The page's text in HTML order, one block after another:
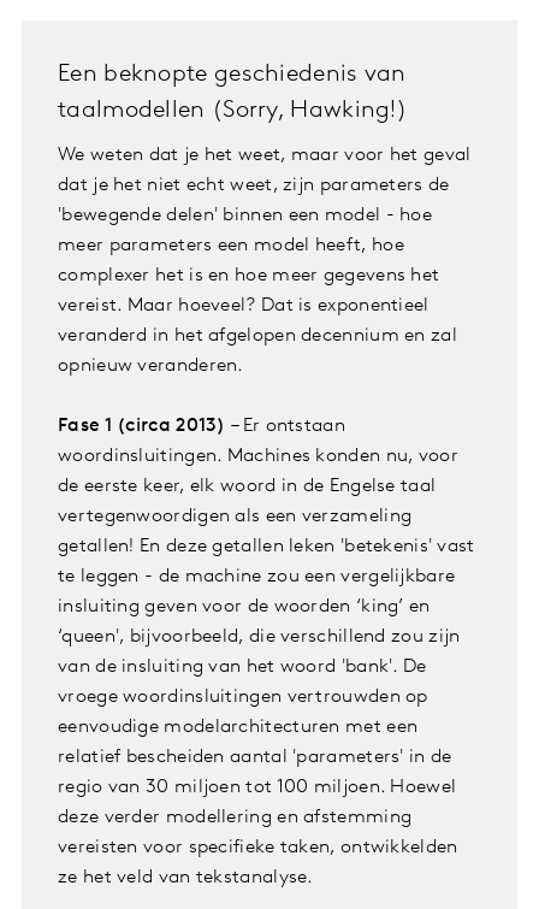
Een beknopte geschiedenis van
taalmodellen (Sorry, Hawking!)
We weten dat je het weet, maar voor het geval
dat je het niet echt weet, zijn parameters de
'bewegende delen' binnen een model - hoe
meer parameters een model heeft, hoe
complexer het is en hoe meer gegevens het
vereist. Maar hoeveel? Dat is exponentieel
veranderd in het afgelopen decennium en zal
opnieuw veranderen.
Fase 1 (circa 2013) – Er ontstaan
woordinsluitingen. Machines konden nu, voor
de eerste keer, elk woord in de Engelse taal
vertegenwoordigen als een verzameling
getallen! En deze getallen leken 'betekenis' vast
te leggen - de machine zou een vergelijkbare
insluiting geven voor de woorden ‘king’ en
‘queen', bijvoorbeeld, die verschillend zou zijn
van de insluiting van het woord 'bank'. De
vroege woordinsluitingen vertrouwden op
eenvoudige modelarchitecturen met een
relatief bescheiden aantal 'parameters' in de
regio van 30 miljoen tot 100 miljoen. Hoewel
deze verder modellering en afstemming
vereisten voor specifieke taken, ontwikkelden
ze het veld van tekstanalyse.